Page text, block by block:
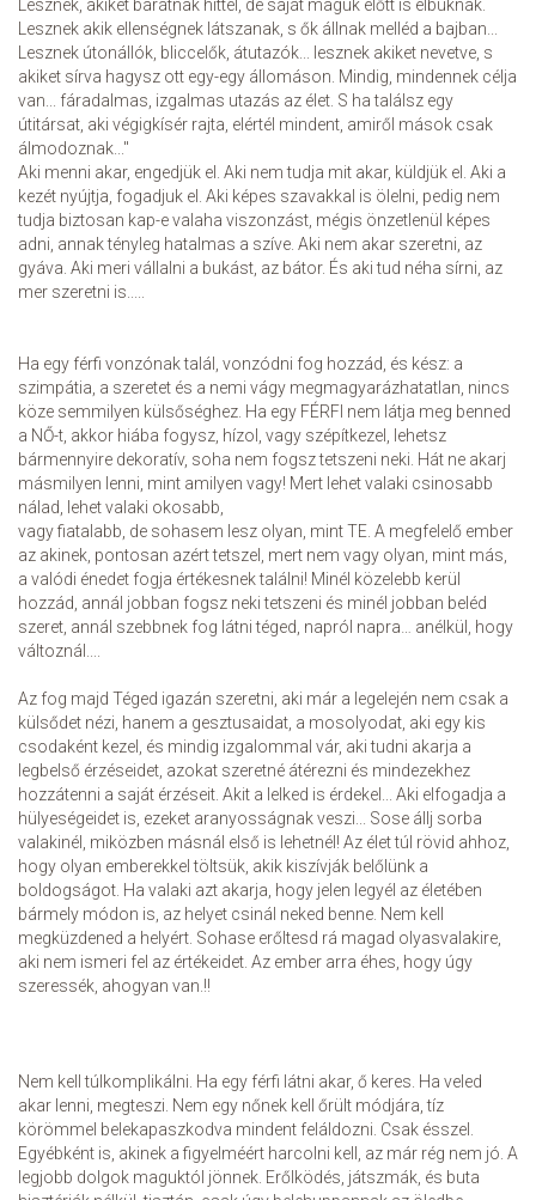
Lesznek, akiket barátnak hittél, de saját maguk előtt is elbuknak.
Lesznek akik ellenségnek látszanak, s ők állnak melléd a bajban...
Lesznek útonállók, bliccelők, átutazók... lesznek akiket nevetve, s
akiket sírva hagysz ott egy-egy állomáson. Mindig, mindennek célja
van... fáradalmas, izgalmas utazás az élet. S ha találsz egy
útitársat, aki végigkísér rajta, elértél mindent, amiről mások csak
álmodoznak..."
Aki menni akar, engedjük el. Aki nem tudja mit akar, küldjük el. Aki a
kezét nyújtja, fogadjuk el. Aki képes szavakkal is ölelni, pedig nem
tudja biztosan kap-e valaha viszonzást, mégis önzetlenül képes
adni, annak tényleg hatalmas a szíve. Aki nem akar szeretni, az
gyáva. Aki meri vállalni a bukást, az bátor. És aki tud néha sírni, az
mer szeretni is.....
Ha egy férfi vonzónak talál, vonzódni fog hozzád, és kész: a
szimpátia, a szeretet és a nemi vágy megmagyarázhatatlan, nincs
köze semmilyen külsőséghez. Ha egy FÉRFI nem látja meg benned
a NŐ-t, akkor hiába fogysz, hízol, vagy szépítkezel, lehetsz
bármennyire dekoratív, soha nem fogsz tetszeni neki. Hát ne akarj
másmilyen lenni, mint amilyen vagy! Mert lehet valaki csinosabb
nálad, lehet valaki okosabb,
vagy fiatalabb, de sohasem lesz olyan, mint TE. A megfelelő ember
az akinek, pontosan azért tetszel, mert nem vagy olyan, mint más,
a valódi énedet fogja értékesnek találni! Minél közelebb kerül
hozzád, annál jobban fogsz neki tetszeni és minél jobban beléd
szeret, annál szebbnek fog látni téged, napról napra… anélkül, hogy
változnál....
Az fog majd Téged igazán szeretni, aki már a legelején nem csak a
külsődet nézi, hanem a gesztusaidat, a mosolyodat, aki egy kis
csodaként kezel, és mindig izgalommal vár, aki tudni akarja a
legbelső érzéseidet, azokat szeretné átérezni és mindezekhez
hozzátenni a saját érzéseit. Akit a lelked is érdekel... Aki elfogadja a
hülyeségeidet is, ezeket aranyosságnak veszi... Sose állj sorba
valakinél, miközben másnál első is lehetnél! Az élet túl rövid ahhoz,
hogy olyan emberekkel töltsük, akik kiszívják belőlünk a
boldogságot. Ha valaki azt akarja, hogy jelen legyél az életében
bármely módon is, az helyet csinál neked benne. Nem kell
megküzdened a helyért. Sohase erőltesd rá magad olyasvalakire,
aki nem ismeri fel az értékeidet. Az ember arra éhes, hogy úgy
szeressék, ahogyan van.!!
Nem kell túlkomplikálni. Ha egy férfi látni akar, ő keres. Ha veled
akar lenni, megteszi. Nem egy nőnek kell őrült módjára, tíz
körömmel belekapaszkodva mindent feláldozni. Csak ésszel.
Egyébként is, akinek a figyelméért harcolni kell, az már rég nem jó. A
legjobb dolgok maguktól jönnek. Erőlködés, játszmák, és buta